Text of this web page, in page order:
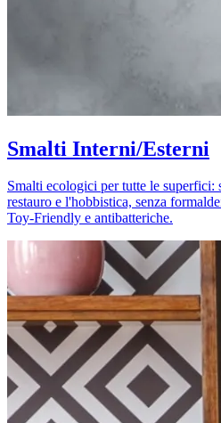
Smalti Interni/Esterni
Smalti ecologici per tutte le
restauro e l'hobbistica, senza
Toy-Friendly e antibatteriche.